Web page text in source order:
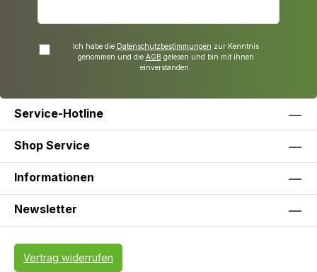
Ich habe die Datenschutzbestimmungen zur Kenntnis
genommen und die AGB gelesen und bin mit ihnen
einverstanden.
Service-Hotline
Shop Service
Informationen
Newsletter
Vertrag widerrufen